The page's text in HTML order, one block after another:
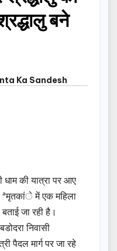
बने
Ka Sandesh
धाम की यात्रा पर आए
ªमृतकांे में एक महिला
जा रही है।
निवासी
पैदल मार्ग पर जा रहे